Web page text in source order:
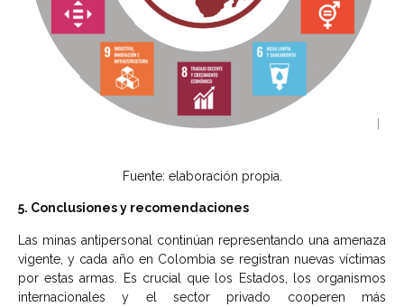
Fuente: elaboración propia.
5. Conclusiones y recomendaciones
Las minas antipersonal continúan representando una amenaza
vigente, y cada año en Colombia se registran nuevas víctimas
por estas armas. Es crucial que los Estados, los organismos
internacionales y el sector privado cooperen más